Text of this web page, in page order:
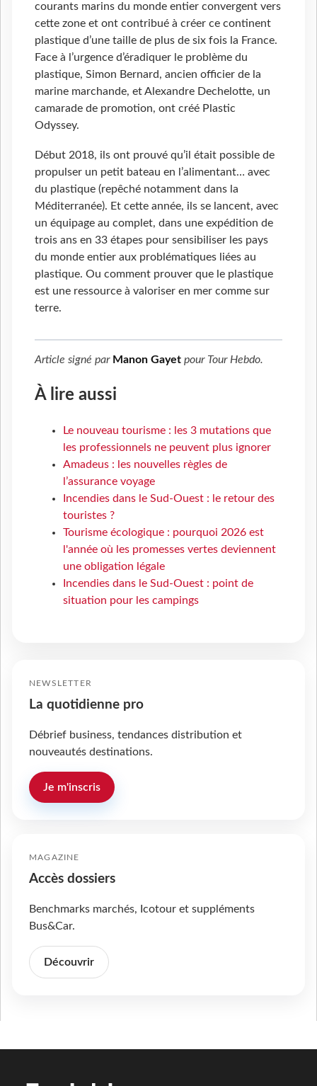
courants marins du monde entier convergent vers
cette zone et ont contribué à créer ce continent
plastique d’une taille de plus de six fois la France.
Face à l’urgence d’éradiquer le problème du
plastique, Simon Bernard, ancien officier de la
marine marchande, et Alexandre Dechelotte, un
camarade de promotion, ont créé Plastic
Odyssey.
Début 2018, ils ont prouvé qu’il était possible de
propulser un petit bateau en l’alimentant… avec
du plastique (repêché notamment dans la
Méditerranée). Et cette année, ils se lancent, avec
un équipage au complet, dans une expédition de
trois ans en 33 étapes pour sensibiliser les pays
du monde entier aux problématiques liées au
plastique. Ou comment prouver que le plastique
est une ressource à valoriser en mer comme sur
terre.
Article signé par Manon Gayet pour Tour Hebdo.
À lire aussi
Le nouveau tourisme : les 3 mutations que
les professionnels ne peuvent plus ignorer
Amadeus : les nouvelles règles de
l’assurance voyage
Incendies dans le Sud-Ouest : le retour des
touristes ?
Tourisme écologique : pourquoi 2026 est
l'année où les promesses vertes deviennent
une obligation légale
Incendies dans le Sud-Ouest : point de
situation pour les campings
NEWSLETTER
La quotidienne pro
Débrief business, tendances distribution et
nouveautés destinations.
Je m'inscris
MAGAZINE
Accès dossiers
Benchmarks marchés, Icotour et suppléments
Bus&Car.
Découvrir